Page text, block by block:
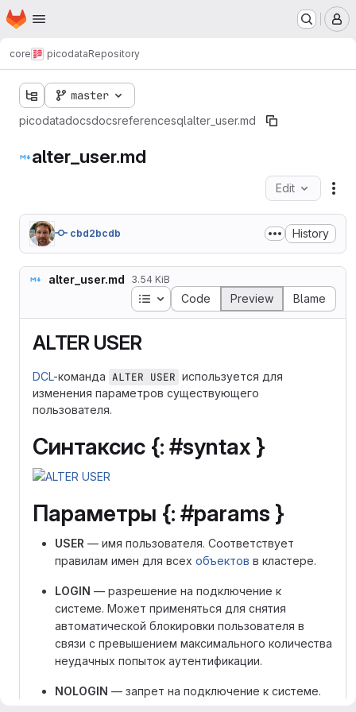
Skip to main content
Homepage
core picodataRepository
master
picodatadocsdocsreferencesqlalter_user.md
alter_user.md
Edit
cbd2bcdb History
alter_user.md 3.54 KiB
Table of contents
Code Preview Blame
ALTER USER
DCL-команда ALTER USER используется для
изменения параметров существующего
пользователя.
Синтаксис {: #syntax }
Параметры {: #params }
USER — имя пользователя. Соответствует
правилам имен для всех объектов в кластере.
LOGIN — разрешение на подключение к
системе. Может применяться для снятия
автоматической блокировки пользователя в
связи с превышением максимального количества
неудачных попыток аутентификации.
NOLOGIN — запрет на подключение к системе.